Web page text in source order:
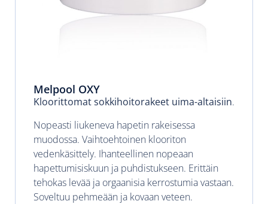
Melpool OXY
Kloorittomat sokkihoitorakeet uima-altaisiin.
Nopeasti liukeneva hapetin rakeisessa
muodossa. Vaihtoehtoinen klooriton
vedenkäsittely. Ihanteellinen nopeaan
hapettumisiskuun ja puhdistukseen. Erittäin
tehokas levää ja orgaanisia kerrostumia vastaan.
Soveltuu pehmeään ja kovaan veteen.